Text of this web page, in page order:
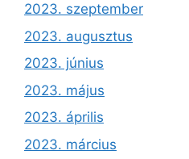
2023. szeptember
2023. augusztus
2023. június
2023. május
2023. április
2023. március